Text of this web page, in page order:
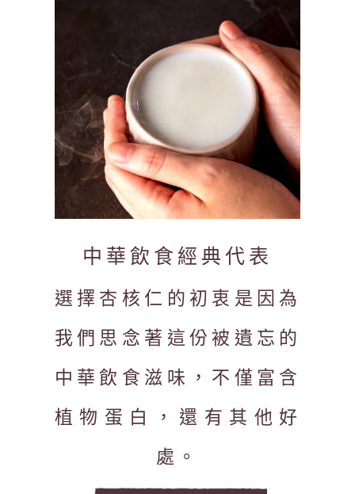
中華飲食經典代表
選擇杏核仁的初衷是因為
我們思念著這份被遺忘的
中華飲食滋味，不僅富含
植物蛋白，還有其他好
處。